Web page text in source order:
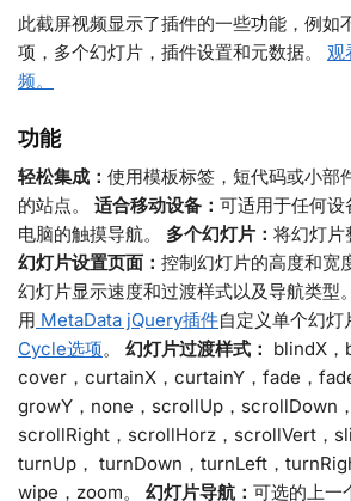
此截屏视频显示了插件的一些功能，例如
项，多个幻灯片，插件设置和元数据。 观
频。
功能
轻松集成： 使用模板标签，短代码或小部
的站点。 适合移动设备： 可适用于任何设
电脑的触摸导航。 多个幻灯片： 将幻灯片
幻灯片设置页面： 控制幻灯片的高度和宽
幻灯片显示速度和过渡样式以及导航类型。
用 MetaData jQuery插件自定义单个幻灯
Cycle选项。 幻灯片过渡样式： blindX，
cover，curtainX，curtainY，fade，
growY，none，scrollUp，scrollDown
scrollRight，scrollHorz，scrollVert，
turnUp， turnDown，turnLeft，
wipe，zoom。 幻灯片导航： 可选的上一